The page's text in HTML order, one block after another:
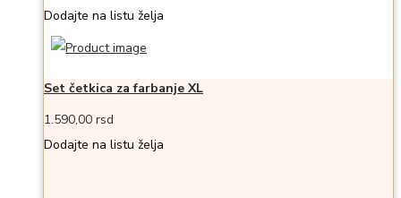
Dodajte na listu želja
Set četkica za farbanje XL
1.590,00 rsd
Dodajte na listu želja